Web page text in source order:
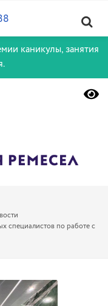
каникулы, занятия
специалистов по работе с